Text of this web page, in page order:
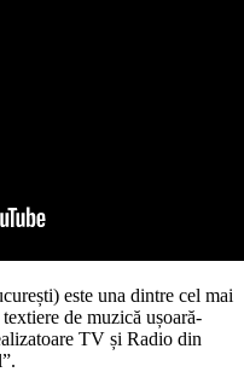
este una dintre cel mai
de muzică ușoară-
TV și Radio din